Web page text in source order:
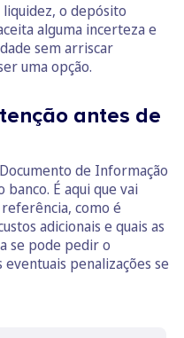
liquidez, o depósito
alguma incerteza e
sem arriscar
uma opção.
antes de
de Informação
É aqui que vai
como é
adicionais e quais as
se pode pedir o
penalizações se